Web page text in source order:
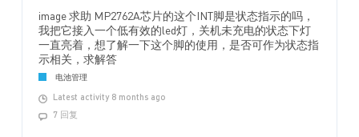
image 求助 MP2762A芯片的这个INT脚是状态指示的吗，
我把它接入一个低有效的led灯，关机未充电的状态下灯
一直亮着，想了解一下这个脚的使用，是否可作为状态指
示相关，求解答
电池管理
Latest activity 8 months ago
7 回复